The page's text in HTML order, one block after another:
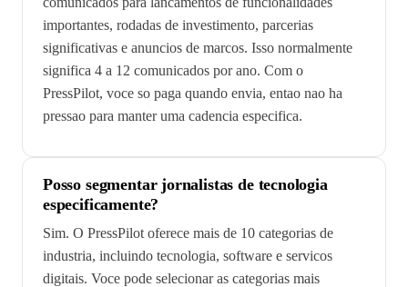
importantes, rodadas de investimento, parcerias
significativas e anuncios de marcos. Isso normalmente
significa 4 a 12 comunicados por ano. Com o
PressPilot, voce so paga quando envia, entao nao ha
pressao para manter uma cadencia especifica.
Posso segmentar jornalistas de tecnologia
especificamente?
Sim. O PressPilot oferece mais de 10 categorias de
industria, incluindo tecnologia, software e servicos
digitais. Voce pode selecionar as categorias mais